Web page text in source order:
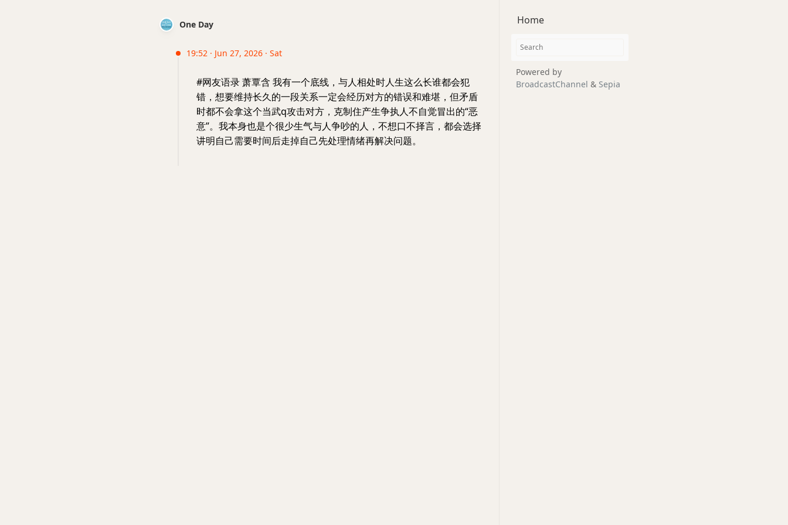
One Day
19:52 · Jun 27, 2026 · Sat
#网友语录 萧覃含 我有一个底线，与人相处时人生这么长谁都会犯
错，想要维持长久的一段关系一定会经历对方的错误和难堪，但矛盾
时都不会拿这个当武q攻击对方，克制住产生争执人不自觉冒出的“恶
意”。我本身也是个很少生气与人争吵的人，不想口不择言，都会选择
讲明自己需要时间后走掉自己先处理情绪再解决问题。
Home
Powered by
BroadcastChannel & Sepia